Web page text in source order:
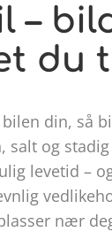
–
du
din, så
salt og
levetid –
nær